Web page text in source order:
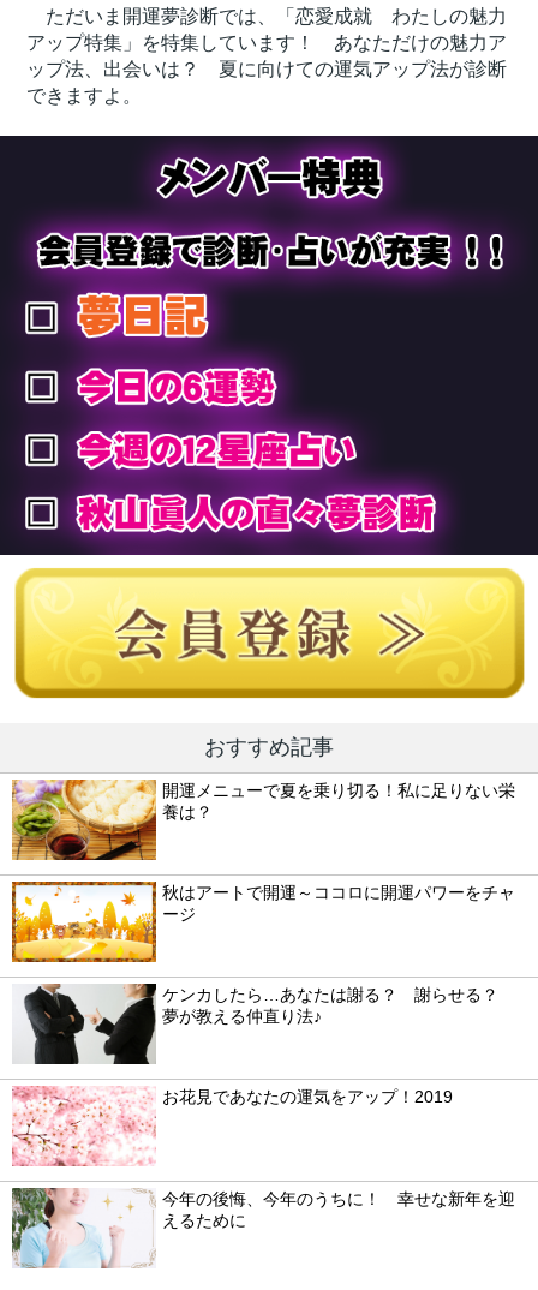
ただいま開運夢診断では、「恋愛成就 わたしの魅力
アップ特集」を特集しています！ あなただけの魅力ア
ップ法、出会いは？ 夏に向けての運気アップ法が診断
できますよ。
おすすめ記事
開運メニューで夏を乗り切る！私に足りない栄
養は？
秋はアートで開運～ココロに開運パワーをチャ
ージ
ケンカしたら…あなたは謝る？ 謝らせる？
夢が教える仲直り法♪
お花見であなたの運気をアップ！2019
今年の後悔、今年のうちに！ 幸せな新年を迎
えるために